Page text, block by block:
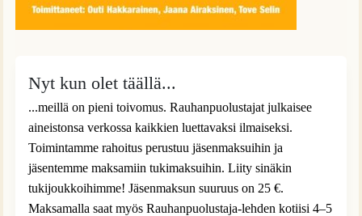
Nyt kun olet täällä...
...meillä on pieni toivomus. Rauhanpuolustajat julkaisee
aineistonsa verkossa kaikkien luettavaksi ilmaiseksi.
Toimintamme rahoitus perustuu jäsenmaksuihin ja
jäsentemme maksamiin tukimaksuihin. Liity sinäkin
tukijoukkoihimme! Jäsenmaksun suuruus on 25 €.
Maksamalla saat myös Rauhanpuolustaja-lehden kotiisi 4–5